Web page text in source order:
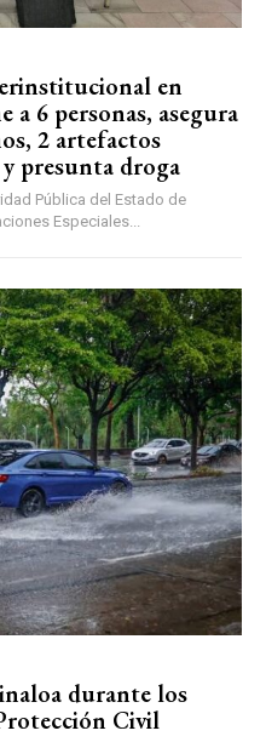
en
a 6 personas, asegura
2 artefactos
presunta droga
Pública del Estado de
Especiales...
durante los
Civil